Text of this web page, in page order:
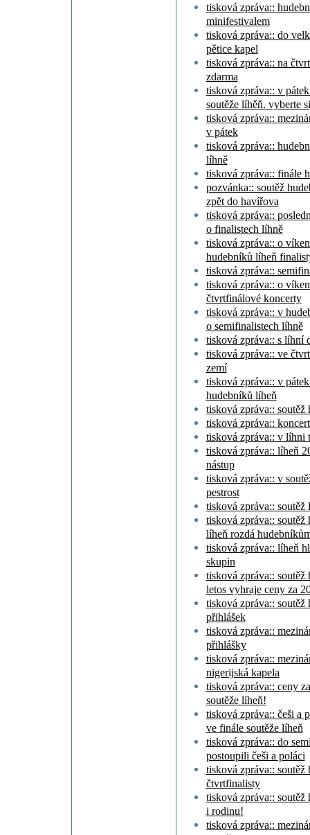
tisková zpráva::
minifestivalem
tisková zpráva:: do
pětice kapel
tisková zpráva:: na
zdarma
tisková zpráva:: v
soutěže líhěň. vyberte
tisková zpráva::
v pátek
tisková zpráva::
líhně
tisková zpráva:: finále
pozvánka:: soutěž
zpět do havířova
tisková zpráva::
o finalistech líhně
tisková zpráva:: o
hudebníků líheň
tisková zpráva::
tisková zpráva:: o
čtvrtfinálové koncerty
tisková zpráva:: v
o semifinalistech líhně
tisková zpráva:: s líhní
tisková zpráva:: ve
zemí
tisková zpráva:: v
hudebníků líheň
tisková zpráva::
tisková zpráva::
tisková zpráva:: v líhni
tisková zpráva:: líheň
nástup
tisková zpráva:: v
pestrost
tisková zpráva::
tisková zpráva::
líheň rozdá
tisková zpráva:: líheň
skupin
tisková zpráva::
letos vyhraje ceny za
tisková zpráva::
přihlášek
tisková zpráva::
přihlášky
tisková zpráva::
nigerijská kapela
tisková zpráva:: ceny
soutěže líheň!
tisková zpráva:: češi a
ve finále soutěže líheň
tisková zpráva:: do
postoupili češi a poláci
tisková zpráva::
čtvrtfinalisty
tisková zpráva::
i rodinu!
tisková zpráva::